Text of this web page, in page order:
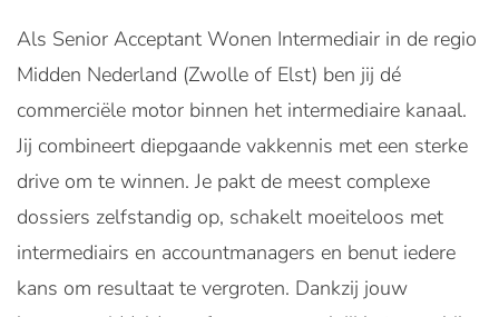
Als Senior Acceptant Wonen Intermediair in de regio
Midden Nederland (Zwolle of Elst) ben jij dé
commerciële motor binnen het intermediaire kanaal.
Jij combineert diepgaande vakkennis met een sterke
drive om te winnen. Je pakt de meest complexe
dossiers zelfstandig op, schakelt moeiteloos met
intermediairs en accountmanagers en benut iedere
kans om resultaat te vergroten. Dankzij jouw